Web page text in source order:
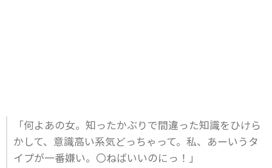
「何よあの女。知ったかぶりで間違った知識をひけら
かして、意識高い系気どっちゃって。私、あーいうタ
イプが一番嫌い。〇ねばいいのにっ！」